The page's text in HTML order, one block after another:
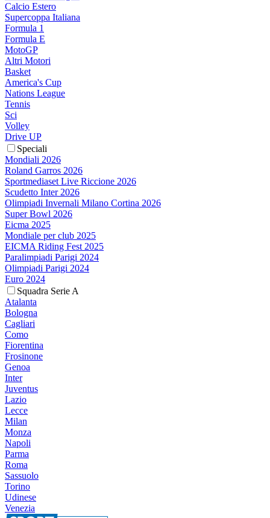
Calcio Estero
Supercoppa Italiana
Formula 1
Formula E
MotoGP
Altri Motori
Basket
America's Cup
Nations League
Tennis
Sci
Volley
Drive UP
Speciali
Mondiali 2026
Roland Garros 2026
Sportmediaset Live Riccione 2026
Scudetto Inter 2026
Olimpiadi Invernali Milano Cortina 2026
Super Bowl 2026
Eicma 2025
Mondiale per club 2025
EICMA Riding Fest 2025
Paralimpiadi Parigi 2024
Olimpiadi Parigi 2024
Euro 2024
Squadra Serie A
Atalanta
Bologna
Cagliari
Como
Fiorentina
Frosinone
Genoa
Inter
Juventus
Lazio
Lecce
Milan
Monza
Napoli
Parma
Roma
Sassuolo
Torino
Udinese
Venezia